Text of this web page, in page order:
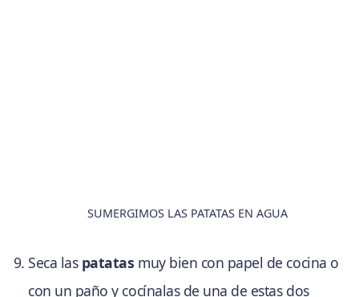
SUMERGIMOS LAS PATATAS EN AGUA
Seca las patatas muy bien con papel de cocina o
con un paño y cocínalas de una de estas dos